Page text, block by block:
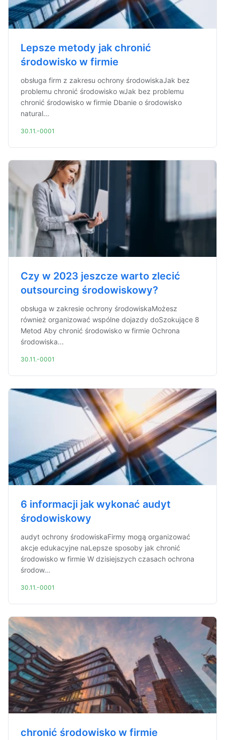
Lepsze metody jak chronić
środowisko w firmie
obsługa firm z zakresu ochrony środowiskaJak bez
problemu chronić środowisko wJak bez problemu
chronić środowisko w firmie Dbanie o środowisko
natural...
30.11.-0001
Czy w 2023 jeszcze warto zlecić
outsourcing środowiskowy?
obsługa w zakresie ochrony środowiskaMożesz
również organizować wspólne dojazdy doSzokujące 8
Metod Aby chronić środowisko w firmie Ochrona
środowiska...
30.11.-0001
6 informacji jak wykonać audyt
środowiskowy
audyt ochrony środowiskaFirmy mogą organizować
akcje edukacyjne naLepsze sposoby jak chronić
środowisko w firmie W dzisiejszych czasach ochrona
środow...
30.11.-0001
chronić środowisko w firmie